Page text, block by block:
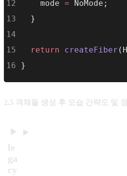
this.onCaughtError
this
this.pooledCache =
this.formState =
    mode
= NoMode;
  }
return createFiber
}
2.5 객체들 생성 후 모습 간략도 및
le
ga
cy